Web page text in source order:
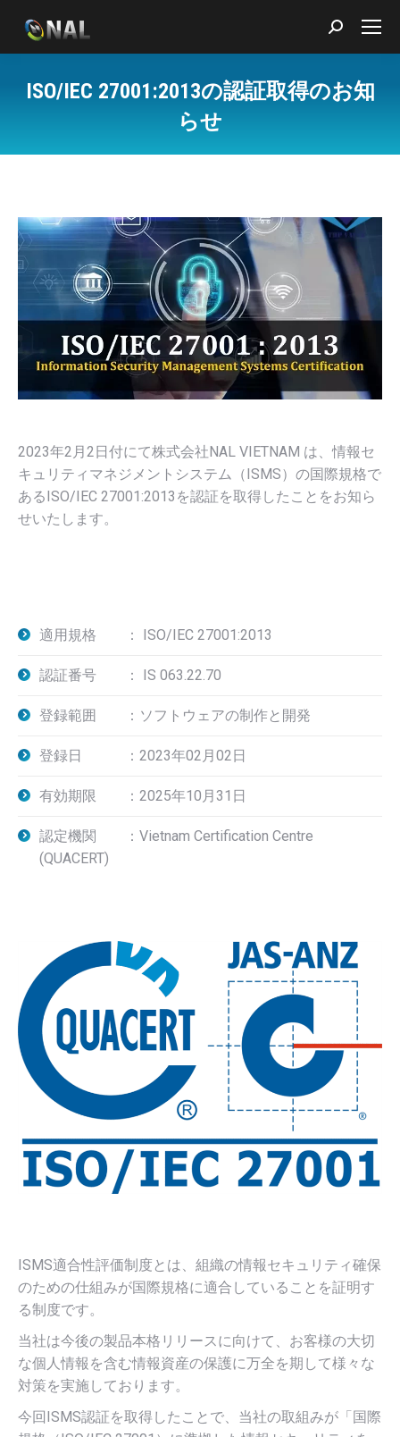
Search:
ISO/IEC 27001:2013の認証取得のお知
らせ
2023年2月2日付にて株式会社NAL VIETNAM は、情報セ
キュリティマネジメントシステム（ISMS）の国際規格で
あるISO/IEC 27001:2013を認証を取得したことをお知ら
せいたします。
適用規格 ： ISO/IEC 27001:2013
認証番号 ： IS 063.22.70
登録範囲 ：ソフトウェアの制作と開発
登録日 ：2023年02月02日
有効期限 ：2025年10月31日
認定機関 ：Vietnam Certification Centre
(QUACERT)
ISMS適合性評価制度とは、組織の情報セキュリティ確保
のための仕組みが国際規格に適合していることを証明す
る制度です。
当社は今後の製品本格リリースに向けて、お客様の大切
な個人情報を含む情報資産の保護に万全を期して様々な
対策を実施しております。
今回ISMS認証を取得したことで、当社の取組みが「国際